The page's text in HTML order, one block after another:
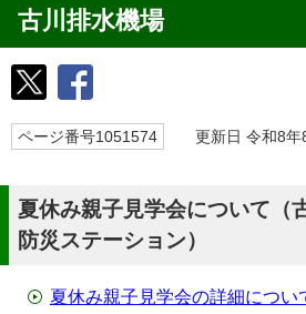
古川排水機場
ページ番号1051574 更新日 令和8年
夏休み親子見学会について（
防災ステーション）
夏休み親子見学会の詳細につい